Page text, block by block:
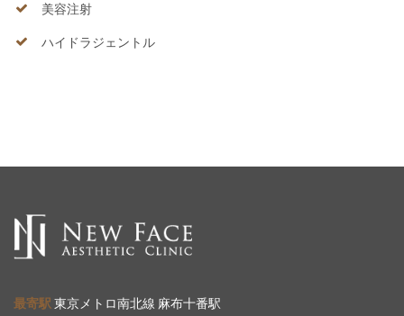
美容注射
ハイドラジェントル
最寄駅 東京メトロ南北線 麻布十番駅